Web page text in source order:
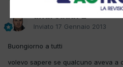
Inviato 17 Gennaio 2013
Buongiorno a tutti
volevo sapere se qualcuno aveva a